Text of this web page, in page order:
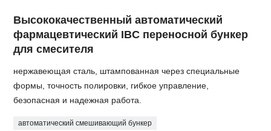
Высококачественный автоматический
фармацевтический IBC переносной бункер
для смесителя
нержавеющая сталь, штампованная через специальные
формы, точность полировки, гибкое управление,
безопасная и надежная работа.
автоматический смешивающий бункер